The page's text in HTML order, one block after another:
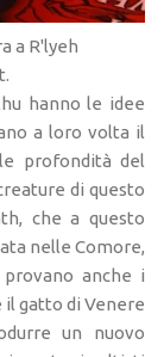
a R'lyeh
hanno le idee
a loro volta il
profondità del
di questo
che a questo
nelle Comore,
anche i
il gatto di Venere
un nuovo